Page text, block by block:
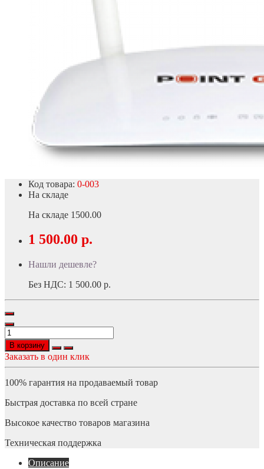
Код товара: 0-003
На складе
На складе 1500.00
1 500.00 р.
Нашли дешевле?
Без НДС: 1 500.00 р.
В корзину
Заказать в один клик
100% гарантия на продаваемый товар
Быстрая доставка по всей стране
Высокое качество товаров магазина
Техническая поддержка
Описание